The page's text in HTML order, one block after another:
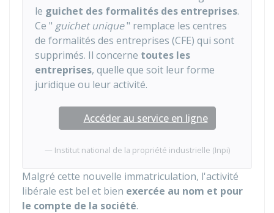
le guichet des formalités des entreprises.
Ce " guichet unique" remplace les centres
de formalités des entreprises (CFE) qui sont
supprimés. Il concerne toutes les
entreprises, quelle que soit leur forme
juridique ou leur activité.
Accéder au service en ligne
Institut national de la propriété industrielle (Inpi)
Malgré cette nouvelle immatriculation, l'activité
libérale est bel et bien exercée au nom et pour
le compte de la société.